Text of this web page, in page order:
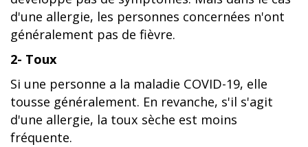
d'une allergie, les personnes concernées n'ont
généralement pas de fièvre.
2- Toux
Si une personne a la maladie COVID-19, elle
tousse généralement. En revanche, s'il s'agit
d'une allergie, la toux sèche est moins
fréquente.